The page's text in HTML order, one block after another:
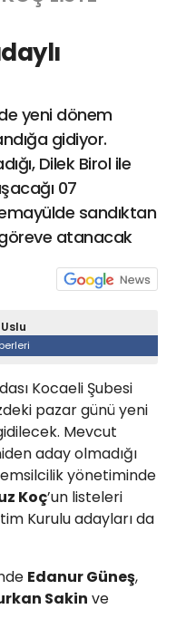
yeni dönem
gidiyor.
Dilek Birol ile
07
sandıktan
atanacak
Kocaeli Şubesi
pazar günü yeni
Mevcut
aday olmadığı
yönetiminde
Koç’un listeleri
Kurulu adayları da
Edanur Güneş,
Sakin ve
Mahallesi, İsmetpaşa
Altın Han Kat: 1
- KOCAELİ